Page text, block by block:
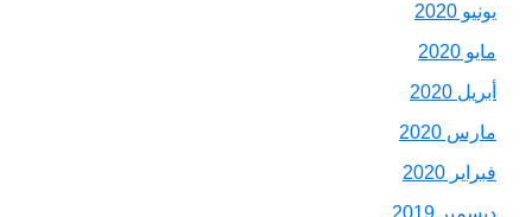
يونيو 2020
مايو 2020
أبريل 2020
مارس 2020
فبراير 2020
ديسمبر 2019